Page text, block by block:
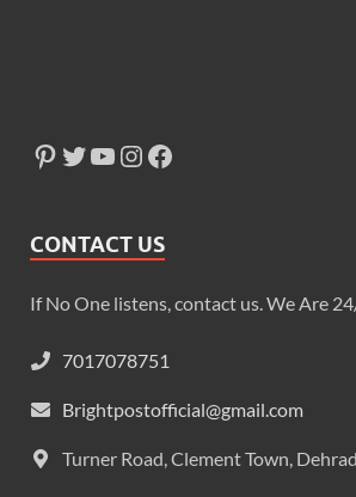
CONTACT US
If No One listens, contact us. We Are
7017078751
Brightpostofficial@gmail.com
Turner Road, Clement Town,